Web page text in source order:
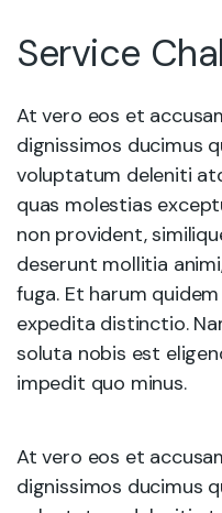
Service
At vero eos et
dignissimos ducimus
voluptatum deleniti
quas molestias
non provident,
deserunt mollitia
fuga. Et harum
expedita distinctio.
soluta nobis est
impedit quo minus.
At vero eos et
dignissimos ducimus